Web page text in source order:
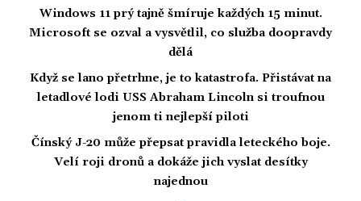
Windows 11 prý tajně šmíruje každých 15 minut.
Microsoft se ozval a vysvětlil, co služba doopravdy
dělá
Když se lano přetrhne, je to katastrofa. Přistávat na
letadlové lodi USS Abraham Lincoln si troufnou
jenom ti nejlepší piloti
Čínský J-20 může přepsat pravidla leteckého boje.
Velí roji dronů a dokáže jich vyslat desítky
najednou